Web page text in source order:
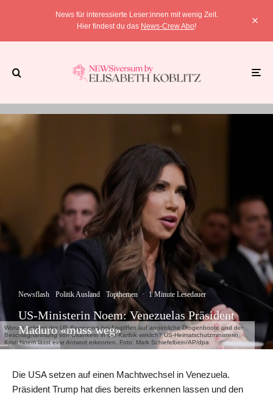
News für interessierte Leser:innen mit wenig Zeit.
Hier findest du das News-Crew Abo!
Worum geht es der US-Regierung bei Angriffen auf angebliche Drogenboote und der
Beschlagnahmung von Öltankern in der Karibik wirklich? US-Heimatschutzministerin
Kristi Noem lässt eine Antwort erkennen. Foto: Mark Schiefelbein/AP/dpa
Newsflash Politik Ausland Topthemen · 1 Minute Lesedauer
US-Ministerin Noem: Venezuelas Präsident
Maduro «muss weg»
Die USA setzen auf einen Machtwechsel in Venezuela.
Präsident Trump hat dies bereits erkennen lassen und den